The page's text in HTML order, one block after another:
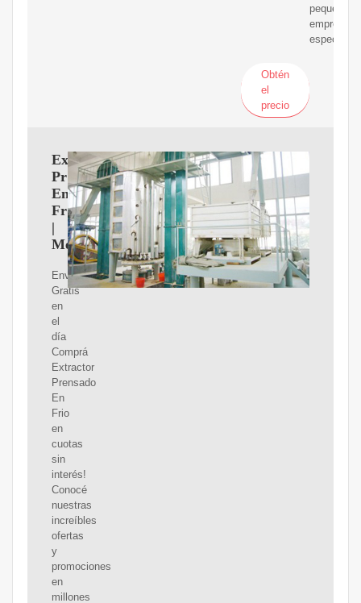
pequeñas
empresas
Obtén
el
precio
Extractor
Prensado
En
Frio
|
MercadoLibre
Envíos
Gratis
en
el
día
Comprá
Extractor
Prensado
En
Frio
en
cuotas
sin
interés!
Conocé
nuestras
increíbles
ofertas
y
promociones
en
millones